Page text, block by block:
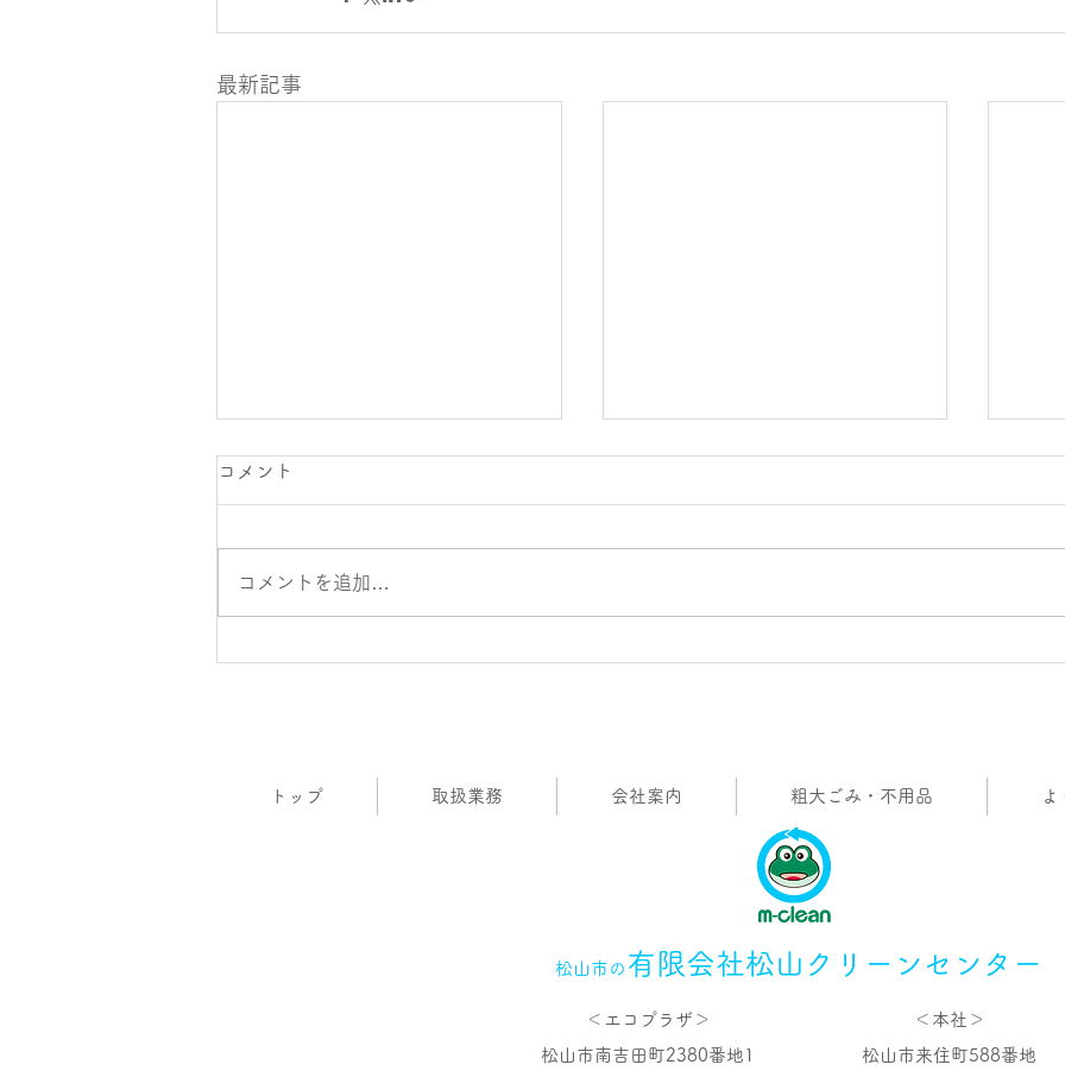
最新記事
年末年始期間のお知らせ
させていただきます。皆様にはご
不便をおかけいたしますが、何卒
にご対応いたしますので、ご遠慮
まで 午後からの定期回収便は、
午前回収の変更になります。 31
今年
コメント
コメントを追加…
トップ 取扱業務 会社案内 粗大ごみ・不用品 よ
松山市の 有限会社松山クリーンセンター
＜エコプラザ＞
松山市南吉田町2380番地1
＜本社＞
松山市来住町588番地